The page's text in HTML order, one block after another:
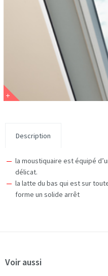
Description
la moustiquaire est équipé
délicat.
la latte du bas qui est sur
forme un solide arrêt
Voir aussi